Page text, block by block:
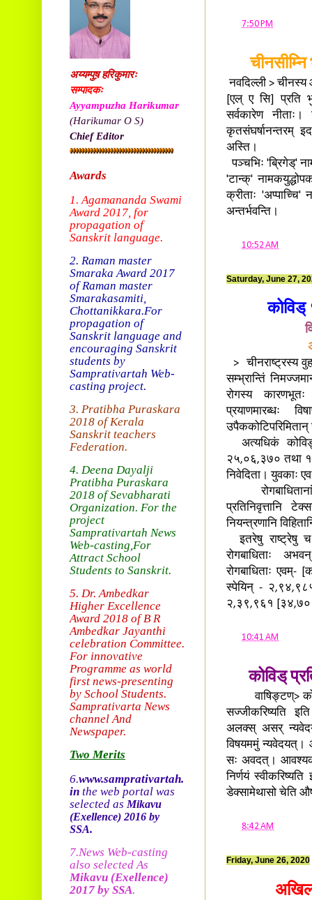
7:50 PM
नवदिल्ली > चीनस्य
[एल् ए सि] प्रति
सर्वकारेण
कृतसंघर्षानन्तरम्
अस्ति।
पञ्चभिः 'ब्रिगेड्'
'टान्क्'
क्रीताः 'अप्पाच्चि'
अन्तर्भवन्ति।
10:52 AM
Saturday, June 27,
कोविड्
> चीनराष्ट्रस्य
सम्भ्रान्तिं
रोगस्य कारणभूतः
प्रयाणमारब्धः
अत्यधिकं
२५,०६,३७० तथा
निवेदिता। युवकाः
रोगबाधितानां
प्रतिनिवृत्तानि
नियन्त्रणानि
इतरेषु राष्ट्रेषु च
रोगबाधिताः
रोगबाधिताः
स्पेयिन् -
२,३९,९६१
10:41 AM
कोविड्
वाषिङ्टण्>
सज्जीकरिष्यति
अलक्स् असर्
विषयममुं न्यवेदयत्।
सः अवदत्।
निर्णयं
डेक्सामेथासो चेति
8:42 AM
Friday, June 26, 2020
अय्यम्पुष़ हरिकुमारः
सम्पादकः
Ayyampuzha Harikumar
(Harikumar O S)
Chief Editor
Awards
1. Agamananda Swami
Award 2017, for
propagation of
Sanskrit language.
2. Raman master
Smaraka Award 2017
of Raman master
Smarakasamiti,
Chottanikkara.For
propagation of
Sanskrit language and
encouraging Sanskrit
students by
Samprativartah Web-
casting project.
3. Pratibha Puraskara
2018 ofKerala
Sanskrit teachers
Federation.
4. Deena Dayalji
Pratibha Puraskara
2018 of Sevabharati
Organization. For the
project
Samprativartah News
Web-casting,For
Attract School
Students to Sanskrit.
5. Dr. Ambedkar
Higher Excellence
Award 2018 of B R
Ambedkar Jayanthi
celebration Committee.
For innovative
Programme as world
first news-presenting
by School Students.
Samprativarta News
channel And
Newspaper.
Two Merits
6.www.samprativartah.
in the web portal was
selected asMikavu
(Exellence)2016 by
SSA.
7.News Web-casting
also selected As
Mikavu (Exellence)
2017 by SSA.